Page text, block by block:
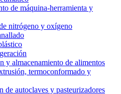
de máquina-herramienta y
nitrógeno y oxígeno
y almacenamiento de alimentos
termoconformado y
de autoclaves y pasteurizadores